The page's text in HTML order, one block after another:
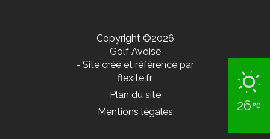
26
Copyright ©2026
Golf Avoise
- Site créé et référencé par
flexite.fr
Plan du site
Mentions légales